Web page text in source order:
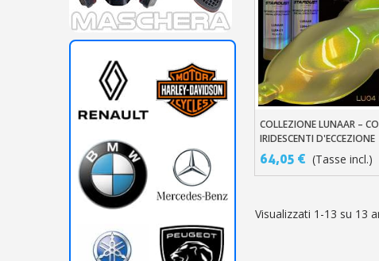
Aggiungi Al Carrello
COLLEZIONE LUNAAR –
IRIDESCENTI D'ECCEZIONE
64,05 € (Tasse incl.)
Visualizzati 1-13 su 13